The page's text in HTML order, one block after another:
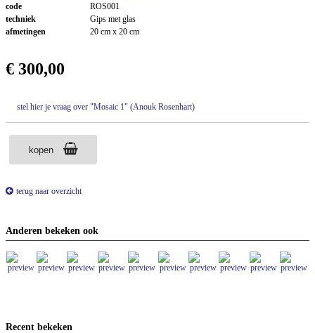
code
ROS001
techniek
Gips met glas
afmetingen
20 cm x 20 cm
€ 300,00
stel hier je vraag over "Mosaic 1" (Anouk Rosenhart)
kopen
terug naar overzicht
Anderen bekeken ook
Recent bekeken